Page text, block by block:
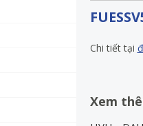
Chi tiết tại
Xem